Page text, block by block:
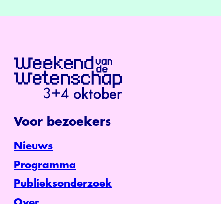
Voor bezoekers
Nieuws
Programma
Publieksonderzoek